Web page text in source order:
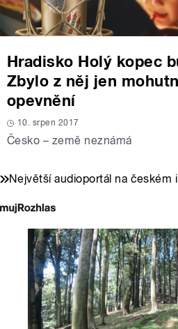
Hradisko Holý kopec
Zbylo z něj jen
opevnění
10. srpen 2017
Česko – země neznámá
Největší audioportál na českém